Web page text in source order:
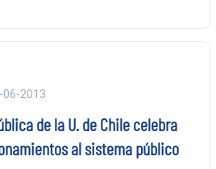
06-2013
de la U. de Chile celebra
al sistema público